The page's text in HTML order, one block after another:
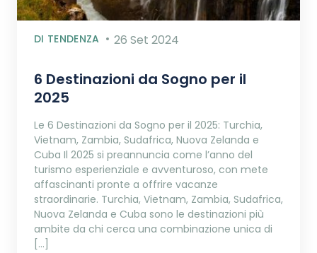
DI TENDENZA 26 Set 2024
6 Destinazioni da Sogno per il
2025
Le 6 Destinazioni da Sogno per il 2025: Turchia,
Vietnam, Zambia, Sudafrica, Nuova Zelanda e
Cuba Il 2025 si preannuncia come l’anno del
turismo esperienziale e avventuroso, con mete
affascinanti pronte a offrire vacanze
straordinarie. Turchia, Vietnam, Zambia, Sudafrica,
Nuova Zelanda e Cuba sono le destinazioni più
ambite da chi cerca una combinazione unica di
[…]